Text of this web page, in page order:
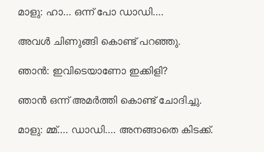
മാളു: ഹാ… ഒന്ന് പോ ഡാഡി….
അവൾ ചിണുങ്ങി കൊണ്ട് പറഞ്ഞു.
ഞാൻ: ഇവിടെയാണോ ഇക്കിളി?
ഞാൻ ഒന്ന് അമർത്തി കൊണ്ട് ചോദിച്ചു.
മാളു: മ്മ്…. ഡാഡി…. അനങ്ങാതെ കിടക്ക്.